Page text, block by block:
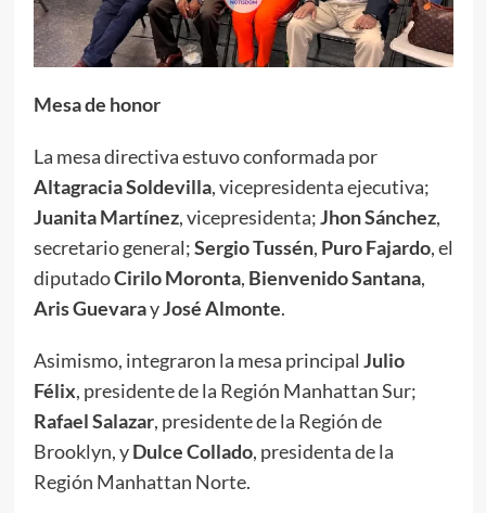
Mesa de honor
La mesa directiva estuvo conformada por
Altagracia Soldevilla, vicepresidenta ejecutiva;
Juanita Martínez, vicepresidenta;Jhon Sánchez,
secretario general;Sergio Tussén, Puro Fajardo, el
diputadoCirilo Moronta, Bienvenido Santana,
Aris GuevarayJosé Almonte.
Asimismo, integraron la mesa principal Julio
Félix, presidente de la Región Manhattan Sur;
Rafael Salazar, presidente de la Región de
Brooklyn, yDulce Collado, presidenta de la
Región Manhattan Norte.